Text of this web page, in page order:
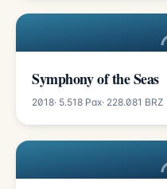
Symphony of the Seas
2018· 5.518 Pax· 228.081 BRZ